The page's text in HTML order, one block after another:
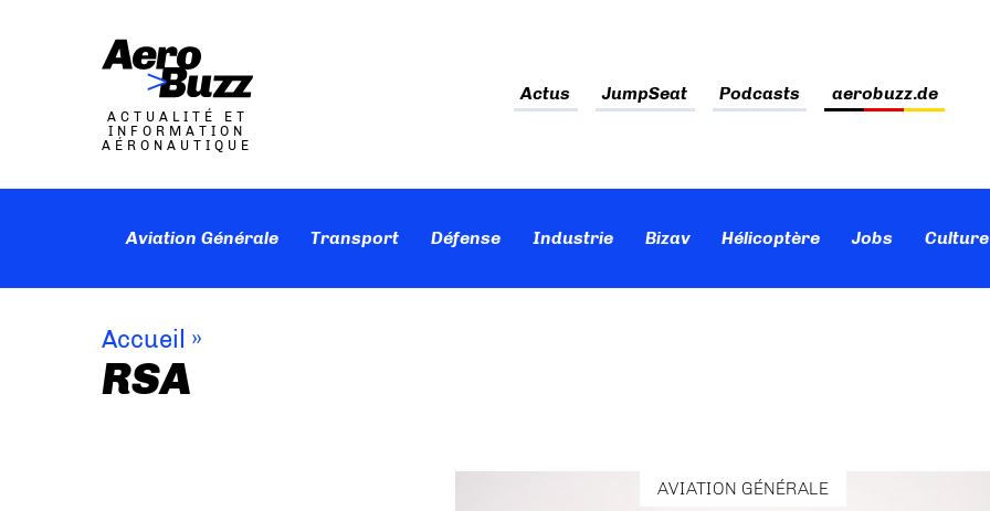
ACTUALITÉ ET
INFORMATION
AÉRONAUTIQUE
Actus JumpSeat Podcasts aerobuzz.de
Aviation Générale Transport Défense Industrie Bizav Hélicoptère Jobs
Accueil »
RSA
AVIATION GÉNÉRALE